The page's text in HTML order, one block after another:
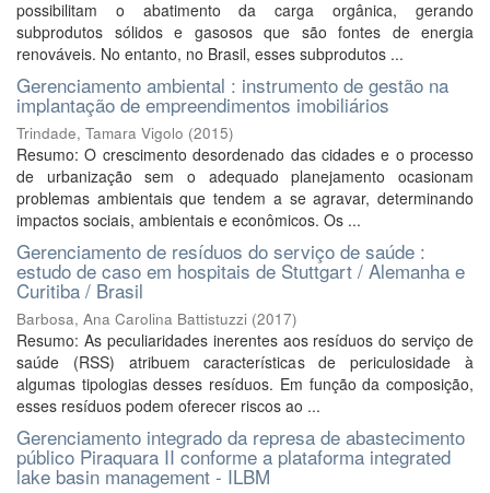
possibilitam o abatimento da carga orgânica, gerando
subprodutos sólidos e gasosos que são fontes de energia
renováveis. No entanto, no Brasil, esses subprodutos ...
Gerenciamento ambiental : instrumento de gestão na
implantação de empreendimentos imobiliários
Trindade, Tamara Vigolo (2015)
Resumo: O crescimento desordenado das cidades e o processo
de urbanização sem o adequado planejamento ocasionam
problemas ambientais que tendem a se agravar, determinando
impactos sociais, ambientais e econômicos. Os ...
Gerenciamento de resíduos do serviço de saúde :
estudo de caso em hospitais de Stuttgart / Alemanha e
Curitiba / Brasil
Barbosa, Ana Carolina Battistuzzi (2017)
Resumo: As peculiaridades inerentes aos resíduos do serviço de
saúde (RSS) atribuem características de periculosidade à
algumas tipologias desses resíduos. Em função da composição,
esses resíduos podem oferecer riscos ao ...
Gerenciamento integrado da represa de abastecimento
público Piraquara II conforme a plataforma integrated
lake basin management - ILBM